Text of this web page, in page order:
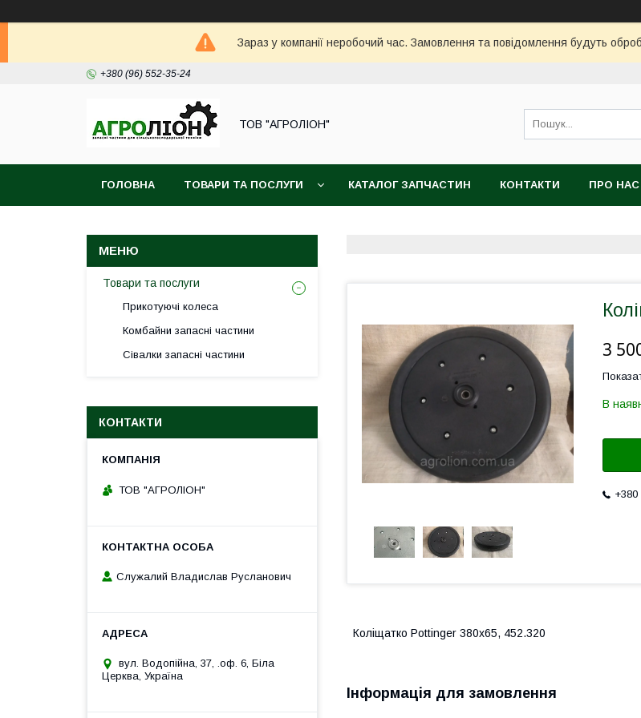
Зараз у компанії неробочий час. Замовлення та повідомлення будуть
+380 (96) 552-35-24
ТОВ "АГРОЛІОН"
ГОЛОВНА ТОВАРИ ТА ПОСЛУГИ КАТАЛОГ ЗАПЧАСТИН КОНТАКТИ ПРО НАС
3
В
+380
Коліщатко Pottinger 380x65, 452.320
Інформація для замовлення
Товари та послуги
Прикотуючі колеса
Комбайни запасні частини
Сівалки запасні частини
КОНТАКТИ
ТОВ "АГРОЛІОН"
Служалий Владислав Русланович
вул. Водопійна, 37, .оф. 6, Біла
Церква, Україна